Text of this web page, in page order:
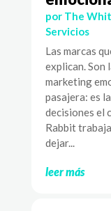
por The
Servicios
Las marcas
explican. Son
marketing
pasajera: es
decisiones el
Rabbit
dejar...
leer más